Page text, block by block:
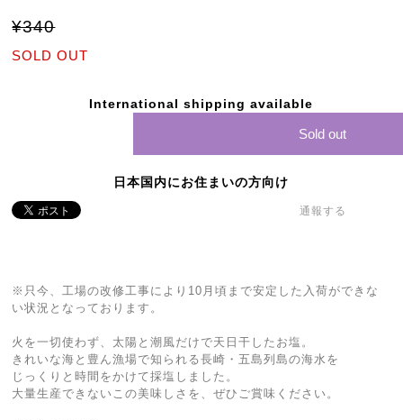
¥340
SOLD OUT
International shipping available
Sold out
日本国内にお住まいの方向け
通報する
※只今、工場の改修工事により10月頃まで安定した入荷ができな
い状況となっております。
火を一切使わず、太陽と潮風だけで天日干したお塩。
きれいな海と豊ん漁場で知られる長崎・五島列島の海水を
じっくりと時間をかけて採塩しました。
大量生産できないこの美味しさを、ぜひご賞味ください。